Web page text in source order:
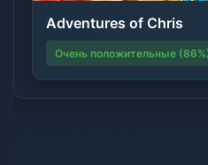
Adventures of Chris
Очень положительные